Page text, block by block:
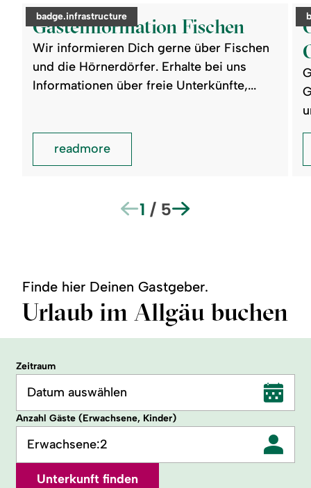
category:
badge.infrastructure
Gästeinformation Fischen
Wir informieren Dich gerne über Fischen
und die Hörnerdörfer. Erhalte bei uns
Informationen über freie Unterkünfte,...
readmore:
Gästeinformation
Fischen
readmore
1 / 5
Finde hier Deinen Gastgeber.
Urlaub im Allgäu buchen
Zeitraum
Datum auswählen
Anzahl Gäste (Erwachsene, Kinder)
2
Erwachsene:
Unterkunft finden